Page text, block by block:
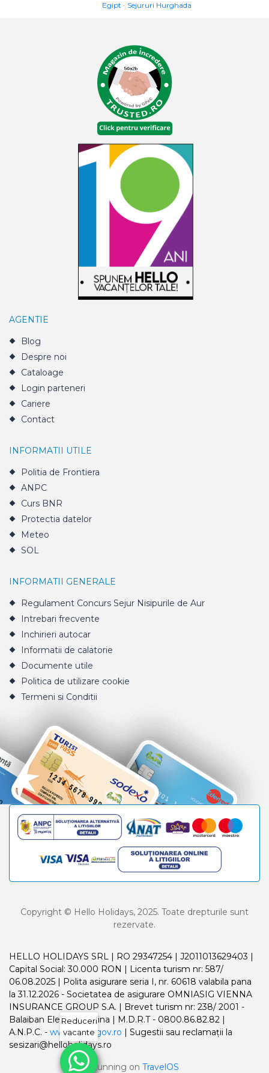
Egipt
Sejururi Hurghada
AGENTIE
Blog
Despre noi
Cataloage
Login parteneri
Cariere
Contact
INFORMATII UTILE
Politia de Frontiera
ANPC
Curs BNR
Protectia datelor
Meteo
SOL
INFORMATII GENERALE
Regulament Concurs Sejur Nisipurile de Aur
Intrebari frecvente
Inchirieri autocar
Informatii de calatorie
Documente utile
Politica de utilizare cookie
Termeni si Conditii
Copyright © Hello Holidays, 2025. Toate drepturile sunt
rezervate.
HELLO HOLIDAYS SRL | RO 29347254 | J2011013629403 |
Capital Social: 30.000 RON | Licenta turism nr: 587/
06.08.2025 | Polita asigurare seria I, nr. 60618 valabila pana
la 31.12.2026 - Societatea de asigurare OMNIASIG VIENNA
INSURANCE GROUP S.A. | Brevet turism nr: 238/ 2001 -
Balaiban Elena Madalina | M.D.R.T - 0800.86.82.82 |
A.N.P.C. - www.anpc.gov.ro | Sugestii sau reclamații la
sesizari@helloholidays.ro
Running on TravelOS
Reduceri
vacante